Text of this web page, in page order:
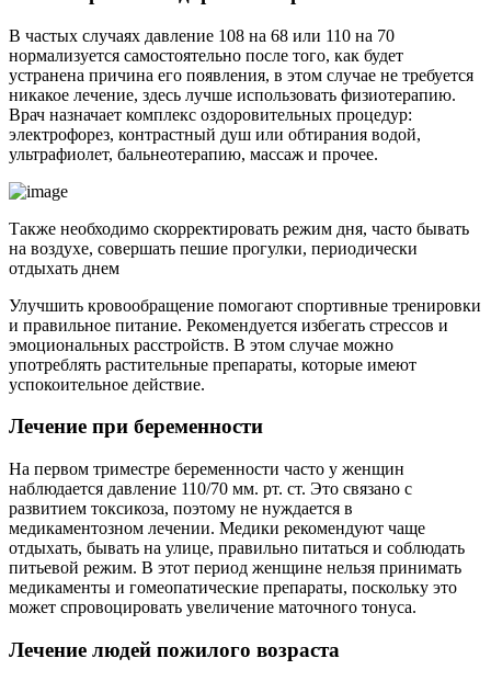
В частых случаях давление 108 на 68 или 110 на 70
нормализуется самостоятельно после того, как будет
устранена причина его появления, в этом случае не требуется
никакое лечение, здесь лучше использовать физиотерапию.
Врач назначает комплекс оздоровительных процедур:
электрофорез, контрастный душ или обтирания водой,
ультрафиолет, бальнеотерапию, массаж и прочее.
Также необходимо скорректировать режим дня, часто бывать
на воздухе, совершать пешие прогулки, периодически
отдыхать днем
Улучшить кровообращение помогают спортивные тренировки
и правильное питание. Рекомендуется избегать стрессов и
эмоциональных расстройств. В этом случае можно
употреблять растительные препараты, которые имеют
успокоительное действие.
Лечение при беременности
На первом триместре беременности часто у женщин
наблюдается давление 110/70 мм. рт. ст. Это связано с
развитием токсикоза, поэтому не нуждается в
медикаментозном лечении. Медики рекомендуют чаще
отдыхать, бывать на улице, правильно питаться и соблюдать
питьевой режим. В этот период женщине нельзя принимать
медикаменты и гомеопатические препараты, поскольку это
может спровоцировать увеличение маточного тонуса.
Лечение людей пожилого возраста